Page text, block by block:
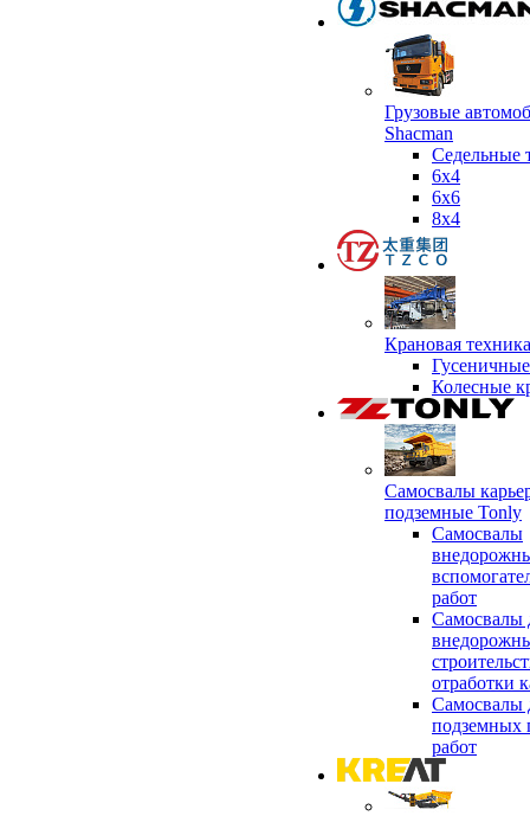
Грузовые
Shacman
Седельные
6х4
6x6
8x4
Крановая
Колесные
Самосвалы
подземные Tonly
Самосвалы
работ
Самосвалы
отработки
Самосвалы
подземных
работ